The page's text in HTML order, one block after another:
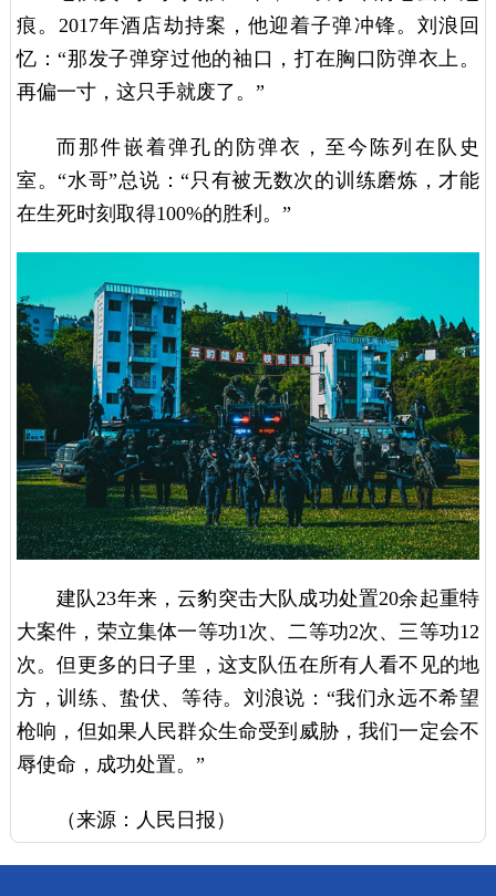
痕。2017年酒店劫持案，他迎着子弹冲锋。刘浪回
忆：“那发子弹穿过他的袖口，打在胸口防弹衣上。
再偏一寸，这只手就废了。”
而那件嵌着弹孔的防弹衣，至今陈列在队史
室。“水哥”总说：“只有被无数次的训练磨炼，才能
在生死时刻取得100%的胜利。”
建队23年来，云豹突击大队成功处置20余起重特
大案件，荣立集体一等功1次、二等功2次、三等功12
次。但更多的日子里，这支队伍在所有人看不见的地
方，训练、蛰伏、等待。刘浪说：“我们永远不希望
枪响，但如果人民群众生命受到威胁，我们一定会不
辱使命，成功处置。”
（来源：人民日报）